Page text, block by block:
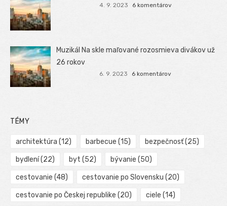
4. 9. 2023 6 komentárov
Muzikál Na skle maľované rozosmieva divákov už
26 rokov
6. 9. 2023 6 komentárov
TÉMY
architektúra (12) barbecue (15) bezpečnosť(25)
bydlení(22) byt (52) bývanie (50)
cestovanie (48) cestovanie po Slovensku (20)
cestovanie po Českej republike (20) ciele (14)